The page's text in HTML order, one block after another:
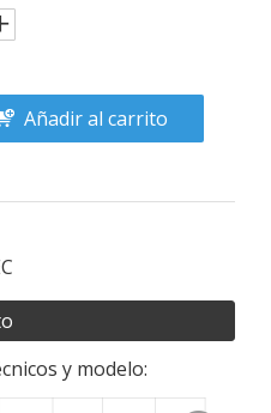
Añadir al carrito
y modelo: